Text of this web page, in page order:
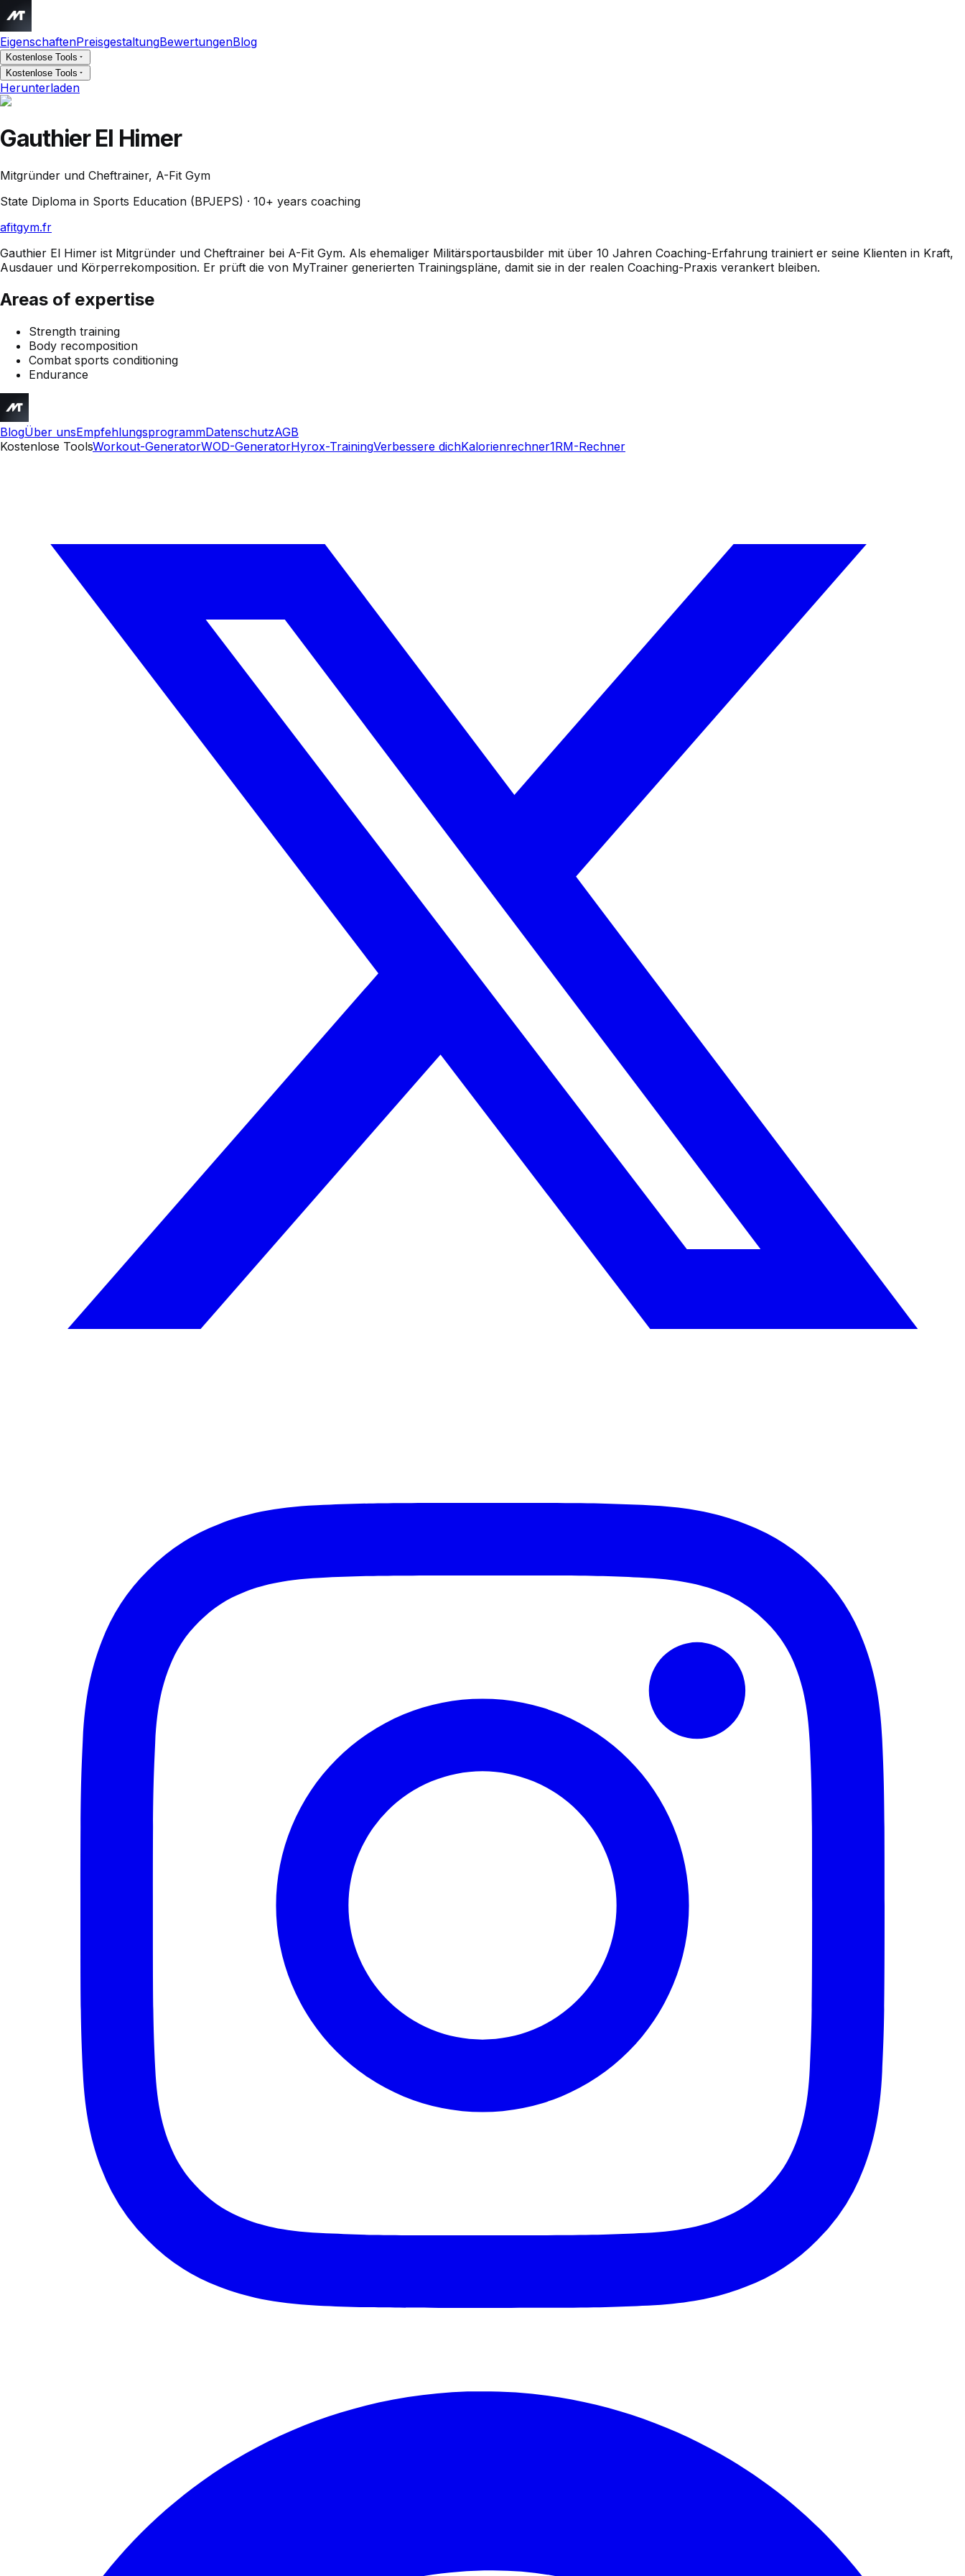
EigenschaftenPreisgestaltungBewertungenBlog
Kostenlose Tools
Kostenlose Tools
Herunterladen
Gauthier El Himer
Mitgründer und Cheftrainer, A-Fit Gym
State Diploma in Sports Education (BPJEPS) · 10+ years coaching
afitgym.fr
Gauthier El Himer ist Mitgründer und Cheftrainer bei A-Fit Gym. Als ehemaliger Militärsportausbilder mit über 10 Jahren Coaching-Erfahrung trainiert er seine Klienten in Kraft,
Ausdauer und Körperrekomposition. Er prüft die von MyTrainer generierten Trainingspläne, damit sie in der realen Coaching-Praxis verankert bleiben.
Areas of expertise
Strength training
Body recomposition
Combat sports conditioning
Endurance
BlogÜber unsEmpfehlungsprogrammDatenschutzAGB
Kostenlose ToolsWorkout-GeneratorWOD-GeneratorHyrox-TrainingVerbessere dichKalorienrechner1RM-Rechner